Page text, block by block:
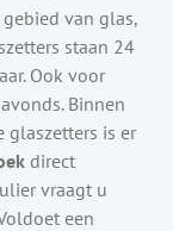
van glas,
staan 24
Ook voor
Binnen
glaszetters is er
direct
vraagt u
een